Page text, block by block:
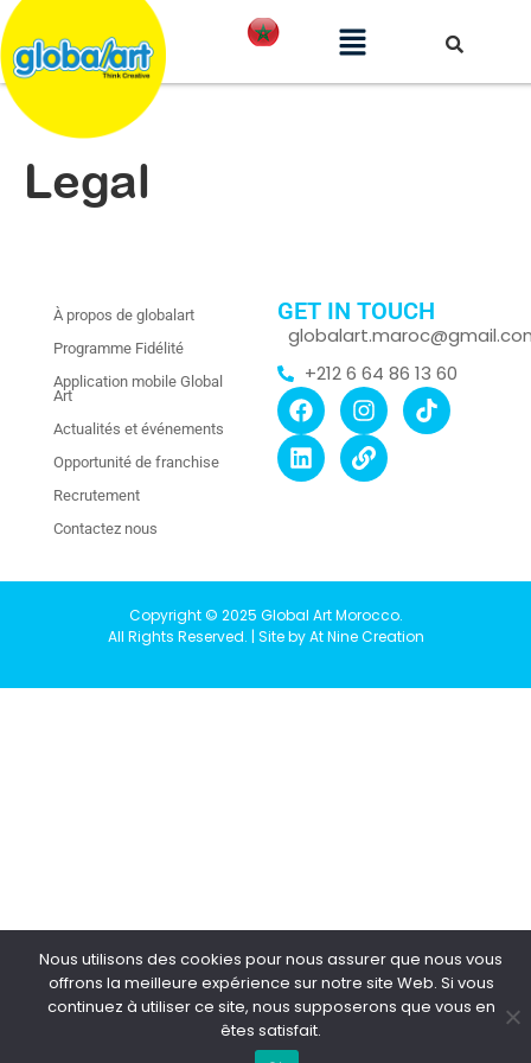
Legal
À propos de globalart
Programme Fidélité
Application mobile Global
Art
Actualités et événements
Opportunité de franchise
Recrutement
Contactez nous
GET IN TOUCH
+212 6 64 86 13 60
Copyright © 2025 Global Art Morocco.
All Rights Reserved. | Site by At Nine Creation
Nous utilisons des cookies pour nous assurer que nous vous
offrons la meilleure expérience sur notre site Web. Si vous
continuez à utiliser ce site, nous supposerons que vous en
êtes satisfait.